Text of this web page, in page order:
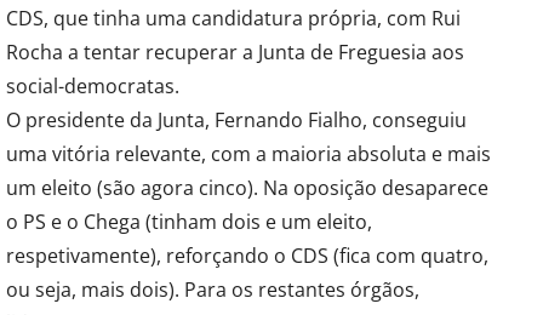
CDS, que tinha uma candidatura própria, com Rui
Rocha a tentar recuperar a Junta de Freguesia aos
social-democratas.
O presidente da Junta, Fernando Fialho, conseguiu
uma vitória relevante, com a maioria absoluta e mais
um eleito (são agora cinco). Na oposição desaparece
o PS e o Chega (tinham dois e um eleito,
respetivamente), reforçando o CDS (fica com quatro,
ou seja, mais dois). Para os restantes órgãos,